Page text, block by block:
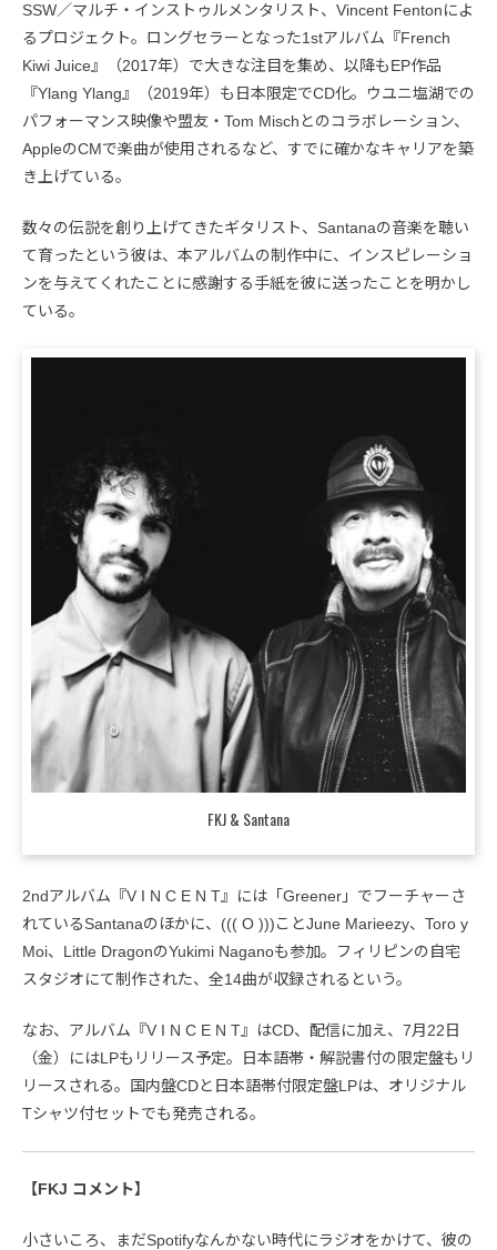
SSW／マルチ・インストゥルメンタリスト、Vincent Fentonによ
るプロジェクト。ロングセラーとなった1stアルバム『French
Kiwi Juice』（2017年）で大きな注目を集め、以降もEP作品
『Ylang Ylang』（2019年）も日本限定でCD化。ウユニ塩湖での
パフォーマンス映像や盟友・Tom Mischとのコラボレーション、
AppleのCMで楽曲が使用されるなど、すでに確かなキャリアを築
き上げている。
数々の伝説を創り上げてきたギタリスト、Santanaの音楽を聴い
て育ったという彼は、本アルバムの制作中に、インスピレーショ
ンを与えてくれたことに感謝する手紙を彼に送ったことを明かし
ている。
FKJ & Santana
2ndアルバム『V I N C E N T』には「Greener」でフーチャーさ
れているSantanaのほかに、((( O )))ことJune Marieezy、Toro y
Moi、Little DragonのYukimi Naganoも参加。フィリピンの自宅
スタジオにて制作された、全14曲が収録されるという。
なお、アルバム『V I N C E N T』はCD、配信に加え、7月22日
（金）にはLPもリリース予定。日本語帯・解説書付の限定盤もリ
リースされる。国内盤CDと日本語帯付限定盤LPは、オリジナル
Tシャツ付セットでも発売される。
【FKJ コメント】
小さいころ、まだSpotifyなんかない時代にラジオをかけて、彼の